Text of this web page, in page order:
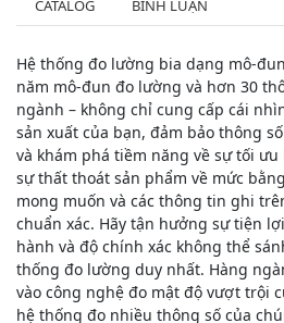
CATALOG BÌNH LUẬN
Hệ thống đo lường bia dạng mô-
năm mô-đun đo lường và hơn 30
ngành – không chỉ cung cấp cái
sản xuất của bạn, đảm bảo thông
và khám phá tiềm năng về sự tối
sự thất thoát sản phẩm về mức
mong muốn và các thông tin ghi
chuẩn xác. Hãy tận hưởng sự tiện
hành và độ chính xác không thể
thống đo lường duy nhất. Hàng
vào công nghệ đo mật độ vượt trội
hệ thống đo nhiều thông số của